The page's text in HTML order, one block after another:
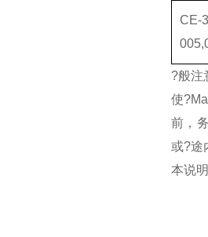
CE-
?般注
使
前，
或?途
本说